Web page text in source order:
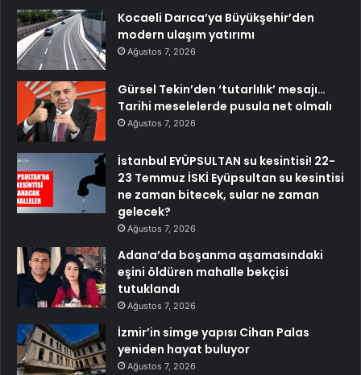
Kocaeli Darıca’ya Büyükşehir’den
modern ulaşım yatırımı
Ağustos 7, 2026
Gürsel Tekin’den ‘tutarlılık’ mesajı…
Tarihi meselelerde pusula net olmalı
Ağustos 7, 2026
İstanbul EYÜPSULTAN su kesintisi! 22-
23 Temmuz İSKİ Eyüpsultan su kesintisi
ne zaman bitecek, sular ne zaman
gelecek?
Ağustos 7, 2026
Adana’da boşanma aşamasındaki
eşini öldüren mahalle bekçisi
tutuklandı
Ağustos 7, 2026
İzmir’in simge yapısı Cihan Palas
yeniden hayat buluyor
Ağustos 7, 2026